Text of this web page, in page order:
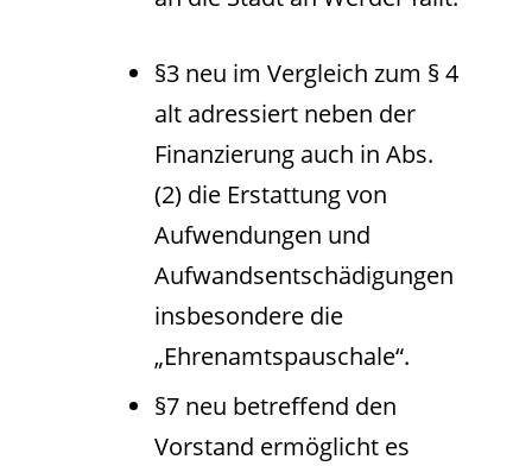
§3 neu im Vergleich zum § 4
alt adressiert neben der
Finanzierung auch in Abs.
(2) die Erstattung von
Aufwendungen und
Aufwandsentschädigungen
insbesondere die
„Ehrenamtspauschale“.
§7 neu betreffend den
Vorstand ermöglicht es